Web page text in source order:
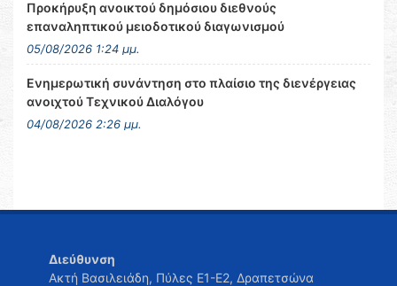
Προκήρυξη ανοικτού δημόσιου διεθνούς
επαναληπτικού μειοδοτικού διαγωνισμού
05/08/2026 1:24 μμ.
Ενημερωτική συνάντηση στο πλαίσιο της διενέργειας
ανοιχτού Τεχνικού Διαλόγου
04/08/2026 2:26 μμ.
Διεύθυνση
Ακτή Βασιλειάδη, Πύλες Ε1-Ε2, Δραπετσώνα